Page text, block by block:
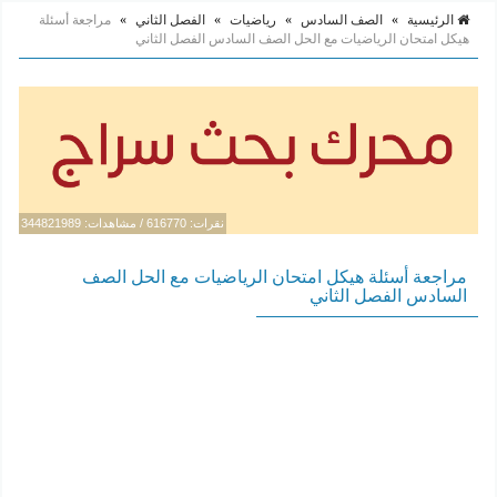
الرئيسية » الصف السادس » رياضيات » الفصل الثاني » مراجعة أسئلة
هيكل امتحان الرياضيات مع الحل الصف السادس الفصل الثاني
نقرات: 616770 / مشاهدات: 344821989
مراجعة أسئلة هيكل امتحان الرياضيات مع الحل الصف
السادس الفصل الثاني